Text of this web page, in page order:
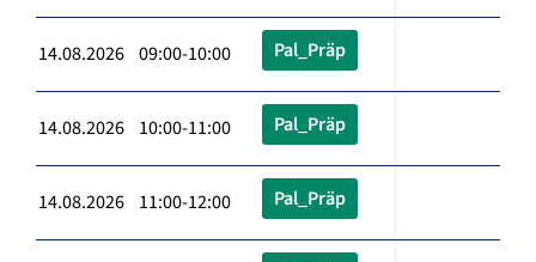
14.08.2026 09:00-10:00 Pal_Präp
14.08.2026 10:00-11:00 Pal_Präp
14.08.2026 11:00-12:00 Pal_Präp